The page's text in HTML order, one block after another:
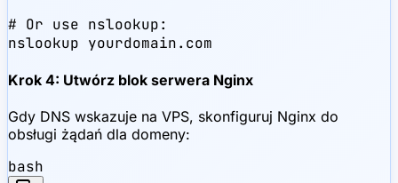
# Or use nslookup:
nslookup yourdomain.com
Krok 4: Utwórz blok serwera Nginx
Gdy DNS wskazuje na VPS, skonfiguruj Nginx do
obsługi żądań dla domeny:
bash